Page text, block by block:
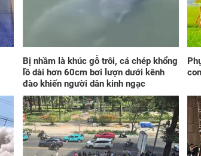
Mẹ chồng cho
vàng nhưng
xong lại kéo
vào phòng đòi
lý do bất ngờ
Bị nhầm là khúc gỗ trôi, cá chép khổng
lồ dài hơn 60cm bơi lượn dưới kênh
đào khiến người dân kinh ngạc